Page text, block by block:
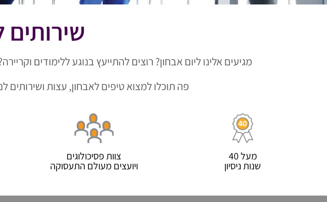
מגיעים אלינו ליום אבחון? רוצים להתייעץ בנוגע ללימודים
פה תוכלו למצוא טיפים לאבחון, עצות ושירותים
מעל 40
שנות ניסיון
צוות פסיכולוגים
ויועצים מעולם התעסוקה